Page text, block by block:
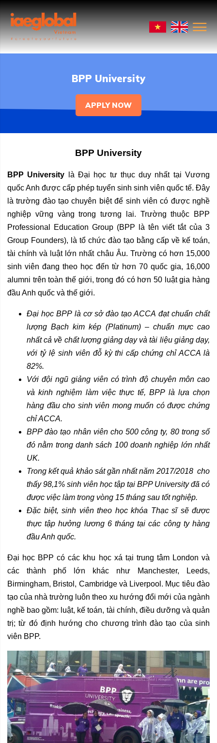
BPP University
APPLY NOW
BPP University
BPP University là Đại học tư thục duy nhất tại Vương
quốc Anh được cấp phép tuyển sinh sinh viên quốc tế. Đây
là trường đào tạo chuyên biệt để sinh viên có được nghề
nghiệp vững vàng trong tương lai. Trường thuộc BPP
Professional Education Group (BPP là tên viết tắt của 3
Group Founders), là tổ chức đào tạo bằng cấp về kế toán,
tài chính và luật lớn nhất châu Âu. Trường có hơn 15,000
sinh viên đang theo học đến từ hơn 70 quốc gia, 16,000
alumni trên toàn thế giới, trong đó có hơn 50 luật gia hàng
đầu Anh quốc và thế giới.
Đại học BPP là cơ sở đào tạo ACCA đạt chuẩn chất
lượng Bạch kim kép (Platinum) – chuẩn mực cao
nhất cả về chất lượng giảng dạy và tài liệu giảng dạy,
với tỷ lệ sinh viên đỗ kỳ thi cấp chứng chỉ ACCA là
82%.
Với đội ngũ giảng viên có trình độ chuyên môn cao
và kinh nghiệm làm việc thực tế, BPP là lựa chọn
hàng đầu cho sinh viên mong muốn có được chứng
chỉ ACCA.
BPP đào tạo nhân viên cho 500 công ty, 80 trong số
đó nằm trong danh sách 100 doanh nghiệp lớn nhất
UK.
Trong kết quả khảo sát gần nhất năm 2017/2018 cho
thấy 98,1% sinh viên học tập tại BPP University đã có
được việc làm trong vòng 15 tháng sau tốt nghiệp.
Đặc biệt, sinh viên theo học khóa Thạc sĩ sẽ được
thực tập hưởng lương 6 tháng tại các công ty hàng
đầu Anh quốc.
Đại học BPP có các khu học xá tại trung tâm London và
các thành phố lớn khác như Manchester, Leeds,
Birmingham, Bristol, Cambridge và Liverpool. Mục tiêu đào
tạo của nhà trường luôn theo xu hướng đổi mới của ngành
nghề bao gồm: luật, kế toán, tài chính, điều dưỡng và quản
trị; từ đó định hướng cho chương trình đào tạo của sinh
viên BPP.